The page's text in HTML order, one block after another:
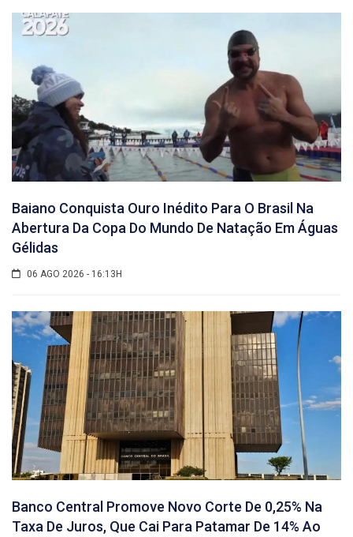
Baiano Conquista Ouro Inédito Para O Brasil Na
Abertura Da Copa Do Mundo De Natação Em Águas
Gélidas
06 AGO 2026 - 16:13H
Banco Central Promove Novo Corte De 0,25% Na
Taxa De Juros, Que Cai Para Patamar De 14% Ao